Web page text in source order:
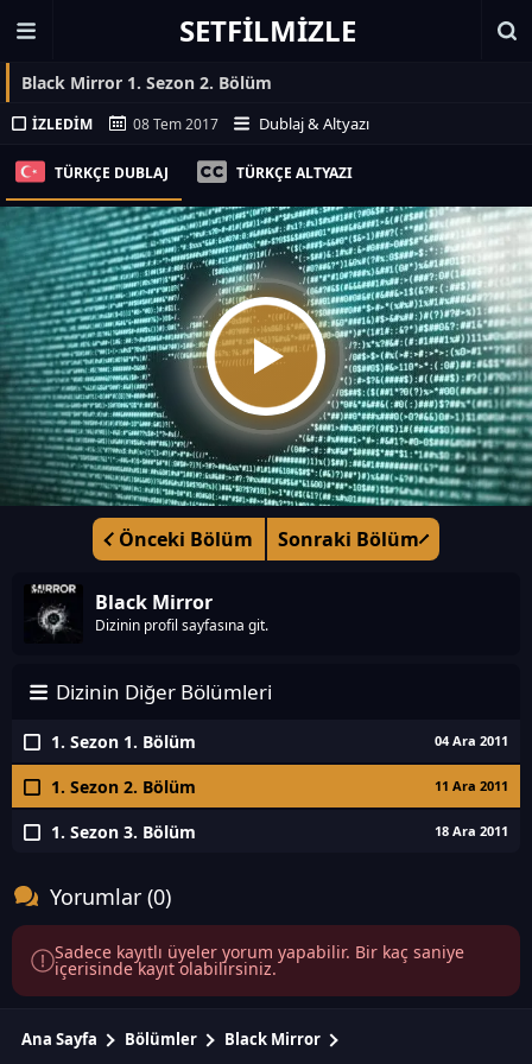
SETFILMIZLE
Black Mirror 1. Sezon 2. Bölüm
İZLEDIM 08 Tem 2017 Dublaj & Altyazı
TÜRKÇE DUBLAJ TÜRKÇE ALTYAZI
Önceki Bölüm Sonraki Bölüm
Black Mirror
Dizinin profil sayfasına git.
Dizinin Diğer Bölümleri
1. Sezon 1. Bölüm 04 Ara 2011
1. Sezon 2. Bölüm 11 Ara 2011
1. Sezon 3. Bölüm 18 Ara 2011
Yorumlar (0)
Sadece kayıtlı üyeler yorum yapabilir. Bir kaç saniye
içerisinde kayıt olabilirsiniz.
Ana Sayfa Bölümler Black Mirror